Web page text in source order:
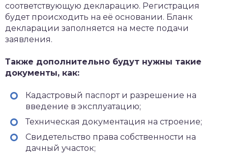
соответствующую декларацию. Регистрация
будет происходить на её основании. Бланк
декларации заполняется на месте подачи
заявления.
Также дополнительно будут нужны такие
документы, как:
Кадастровый паспорт и разрешение на
введение в эксплуатацию;
Техническая документация на строение;
Свидетельство права собственности на
дачный участок;